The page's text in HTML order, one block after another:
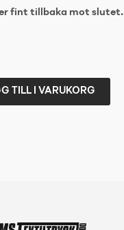
fint tillbaka mot slutet.
TILL I VARUKORG